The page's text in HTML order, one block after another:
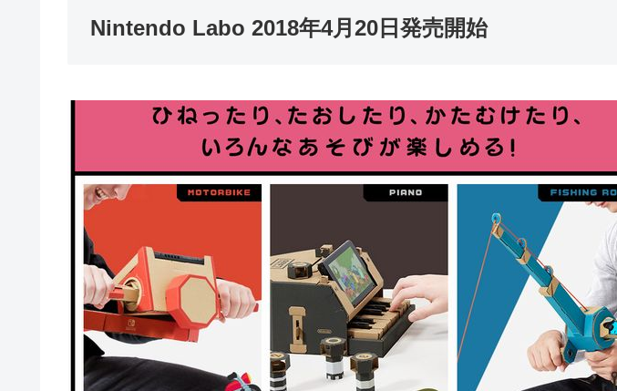
Nintendo Labo 2018年4月20日発売開始